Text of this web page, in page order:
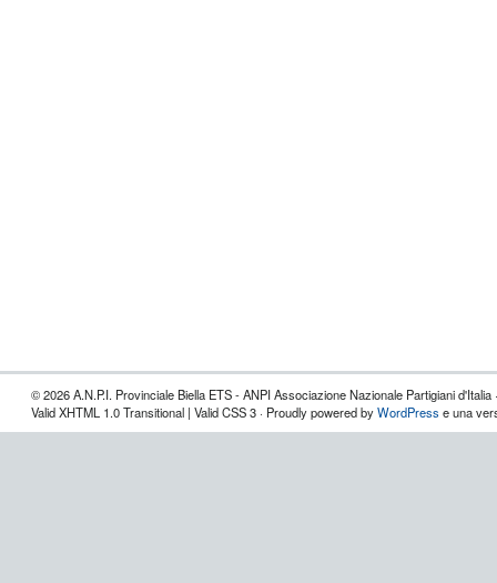
© 2026 A.N.P.I. Provinciale Biella ETS - ANPI Associazione Nazionale Partigiani d'Italia
Valid XHTML 1.0 Transitional | Valid CSS 3 · Proudly powered byWordPress e una